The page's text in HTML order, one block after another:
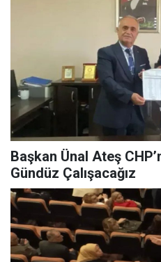
Başkan Ünal Ateş
Gündüz Çalışacağız